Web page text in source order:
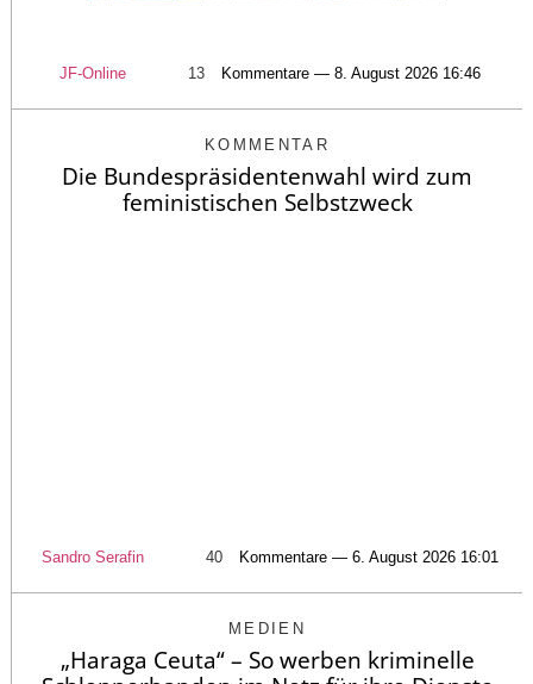
JF-Online 13 Kommentare — 8. August 2026 16:46
KOMMENTAR
Die Bundespräsidentenwahl wird zum
feministischen Selbstzweck
Sandro Serafin 40 Kommentare — 6. August 2026 16:01
MEDIEN
„Haraga Ceuta“ – So werben kriminelle